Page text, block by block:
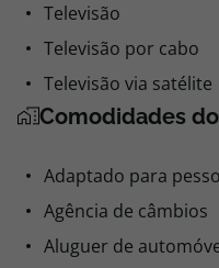
Televisão
Televisão por cabo
Televisão via satélite
Comodidades
Adaptado para
Agência de câmbios
Aluguer de